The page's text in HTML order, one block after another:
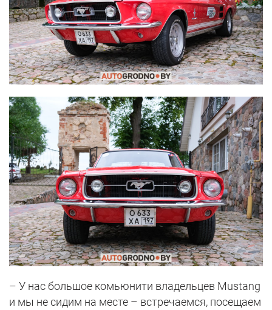
– У нас большое комьюнити владельцев Mustang
и мы не сидим на месте – встречаемся, посещаем